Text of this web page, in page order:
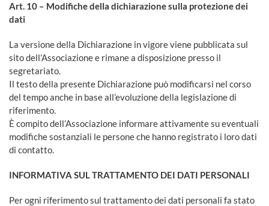
Art. 10 – Modifiche della dichiarazione sulla protezione dei
dati
La versione della Dichiarazione in vigore viene pubblicata sul
sito dell’Associazione e rimane a disposizione presso il
segretariato.
Il testo della presente Dichiarazione può modificarsi nel corso
del tempo anche in base all’evoluzione della legislazione di
riferimento.
È compito dell’Associazione informare attivamente su eventuali
modifiche sostanziali le persone che hanno registrato i loro dati
di contatto.
INFORMATIVA SUL TRATTAMENTO DEI DATI PERSONALI
Per ogni riferimento sul trattamento dei dati personali fa stato